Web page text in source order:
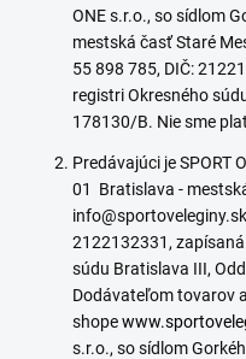
ONE s.r.o., so sídlom
mestská časť Staré
55 898 785, DIČ:
registri Okresného
178130/B. Nie sme
Predávajúci je SPORT
01 Bratislava -
2122132331,
súdu Bratislava III,
Dodávateľom tovarov
shope
s.r.o., so sídlom